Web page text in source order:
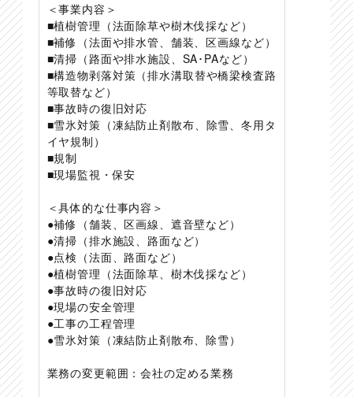
＜事業内容＞
■植樹管理（法面除草や樹木伐採など）
■補修（法面や排水管、舗装、区画線など）
■清掃（路面や排水施設、SA･PAなど）
■構造物剥落対策（排水溝取替や橋梁検査路
等取替など）
■事故時の復旧対応
■雪氷対策（凍結防止剤散布、除雪、冬用タ
イヤ規制）
■規制
■現場監視・保安
＜具体的な仕事内容＞
●補修（舗装、区画線、遮音壁など）
●清掃（排水施設、路面など）
●点検（法面、路面など）
●植樹管理（法面除草、樹木伐採など）
●事故時の復旧対応
●現場の安全管理
●工事の工程管理
●雪氷対策（凍結防止剤散布、除雪）
業務の変更範囲：会社の定める業務